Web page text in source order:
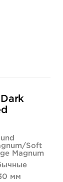
Soft
Magnum
мм